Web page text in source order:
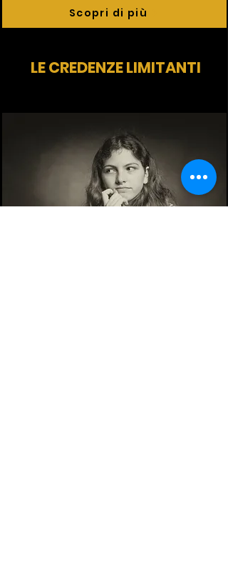
Scopri di più
LE CREDENZE LIMITANTI